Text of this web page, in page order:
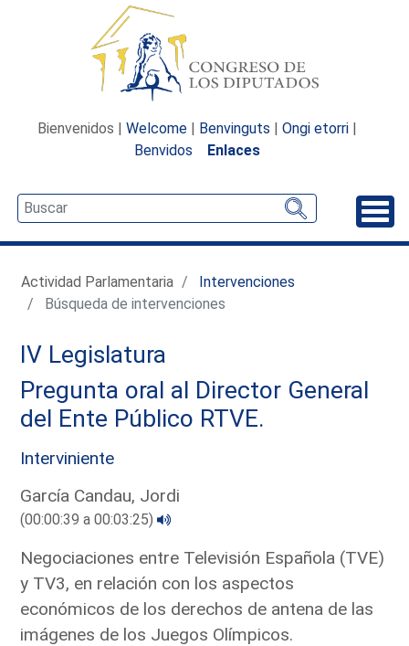
Bienvenidos | Welcome | Benvinguts | Ongi etorri |
Benvidos
Enlaces
Actividad Parlamentaria
Intervenciones
Búsqueda de intervenciones
IV Legislatura
Pregunta oral al Director General
del Ente Público RTVE.
Interviniente
García Candau, Jordi
(00:00:39 a 00:03:25)
Negociaciones entre Televisión Española (TVE)
y TV3, en relación con los aspectos
económicos de los derechos de antena de las
imágenes de los Juegos Olímpicos.